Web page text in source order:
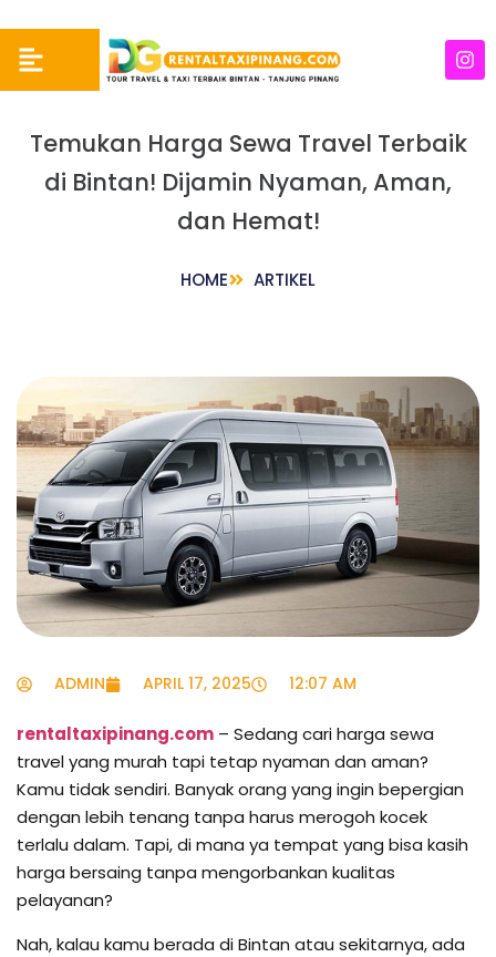
Temukan Harga Sewa Travel Terbaik
di Bintan! Dijamin Nyaman, Aman,
dan Hemat!
HOME ARTIKEL
ADMIN APRIL 17, 2025 12:07 AM
rentaltaxipinang.com – Sedang cari harga sewa
travel yang murah tapi tetap nyaman dan aman?
Kamu tidak sendiri. Banyak orang yang ingin bepergian
dengan lebih tenang tanpa harus merogoh kocek
terlalu dalam. Tapi, di mana ya tempat yang bisa kasih
harga bersaing tanpa mengorbankan kualitas
pelayanan?
Nah, kalau kamu berada di Bintan atau sekitarnya, ada